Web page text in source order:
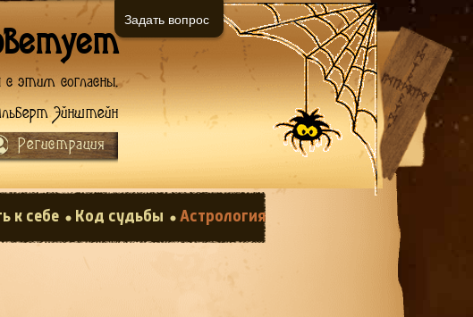
этим согласны.
Эйнштейн
Регистрация
к себе Код судьбы Астрология
Задать вопрос